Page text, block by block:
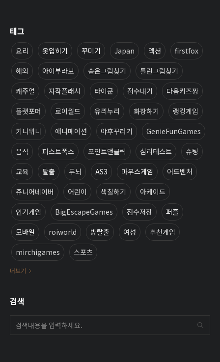
태그
요리 옷입히기 꾸미기 Japan 액션 firstfox
해외 아이부라보 숨은그림찾기 틀린그림찾기
캐주얼 자작플래시 타이쿤 점수내기 다음키즈짱
플랫포머 로이월드 유리누리 화장하기 랭킹게임
키니위니 애니메이션 야후꾸러기 GenieFunGames
음식 퍼스트폭스 포인트앤클릭 심리테스트 슈팅
교육 탈출 두뇌 AS3 마우스게임 어드벤처
쥬니어네이버 어린이 색칠하기 아케이드
인기게임 BigEscapeGames 점수저장 퍼즐
모바일 roiworld 방탈출 여성 추천게임
mirchigames 스포츠
더보기
검색